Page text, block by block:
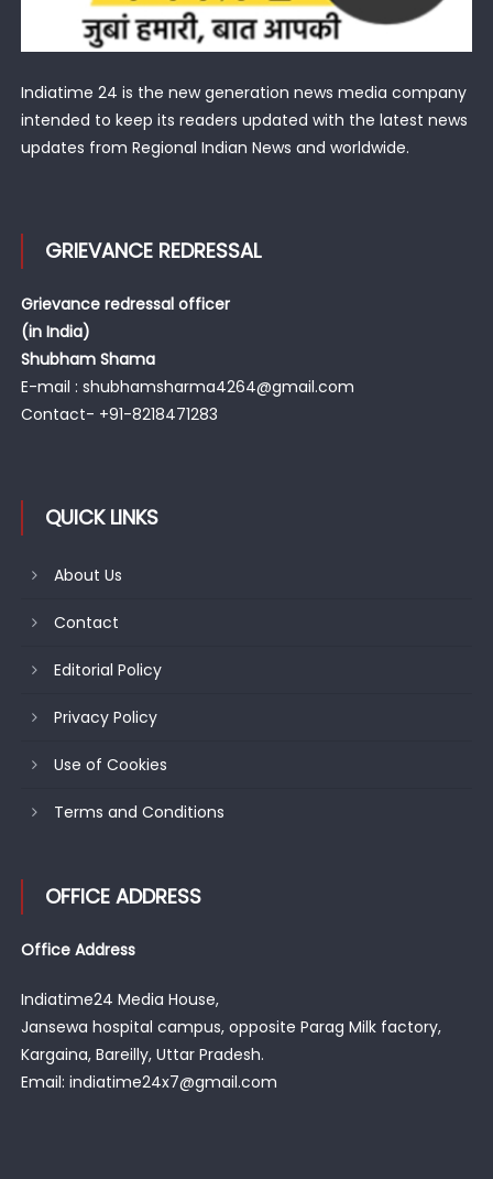
Indiatime 24 is the new generation news media company
intended to keep its readers updated with the latest news
updates from Regional Indian News and worldwide.
GRIEVANCE REDRESSAL
Grievance redressal officer
(in India)
Shubham Shama
E-mail : shubhamsharma4264@gmail.com
Contact- +91-8218471283
QUICK LINKS
About Us
Contact
Editorial Policy
Privacy Policy
Use of Cookies
Terms and Conditions
OFFICE ADDRESS
Office Address
Indiatime24 Media House,
Jansewa hospital campus, opposite Parag Milk factory,
Kargaina, Bareilly, Uttar Pradesh.
Email: indiatime24x7@gmail.com